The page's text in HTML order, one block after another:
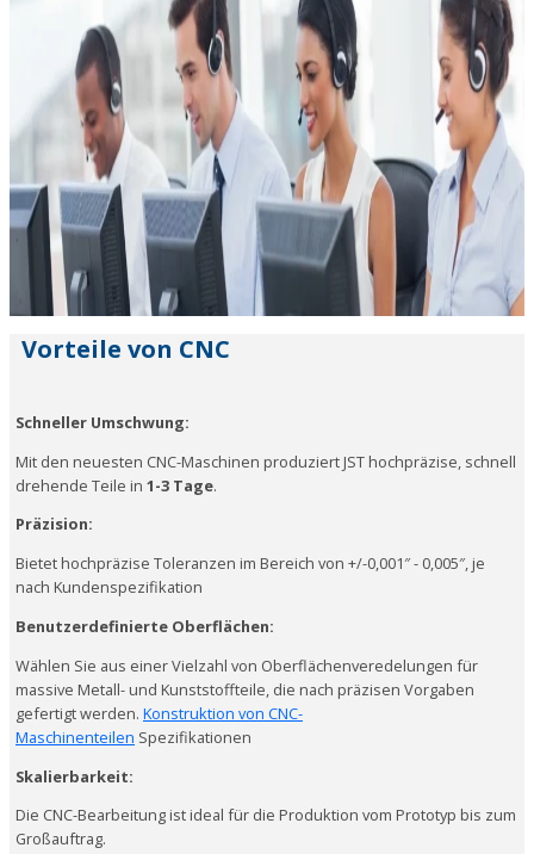
Vorteile von CNC
Schneller Umschwung:
Mit den neuesten CNC-Maschinen produziert JST hochpräzise, schnell
drehende Teile in 1-3 Tage.
Präzision:
Bietet hochpräzise Toleranzen im Bereich von +/-0,001″ - 0,005″, je
nach Kundenspezifikation
Benutzerdefinierte Oberflächen:
Wählen Sie aus einer Vielzahl von Oberflächenveredelungen für
massive Metall- und Kunststoffteile, die nach präzisen Vorgaben
gefertigt werden. Konstruktion von CNC-
Maschinenteilen Spezifikationen
Skalierbarkeit:
Die CNC-Bearbeitung ist ideal für die Produktion vom Prototyp bis zum
Großauftrag.